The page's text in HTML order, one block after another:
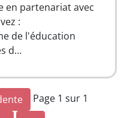
en partenariat avec
:
de l'éducation
d…
Page 1 sur 1